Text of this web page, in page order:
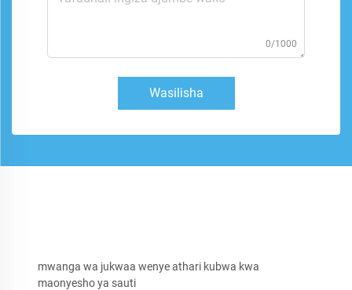
0/1000
Wasilisha
mwanga wa jukwaa wenye athari kubwa kwa
maonyesho ya sauti